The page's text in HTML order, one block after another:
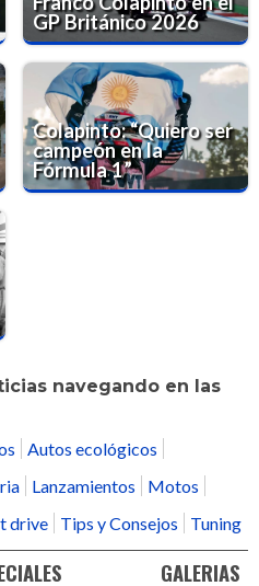
GP Británico 2026
Colapinto: “Quiero ser
campeón en la
Fórmula 1”
navegando en las
Autos ecológicos
Lanzamientos
Motos
drive Tips y Consejos Tuning
GALERIAS